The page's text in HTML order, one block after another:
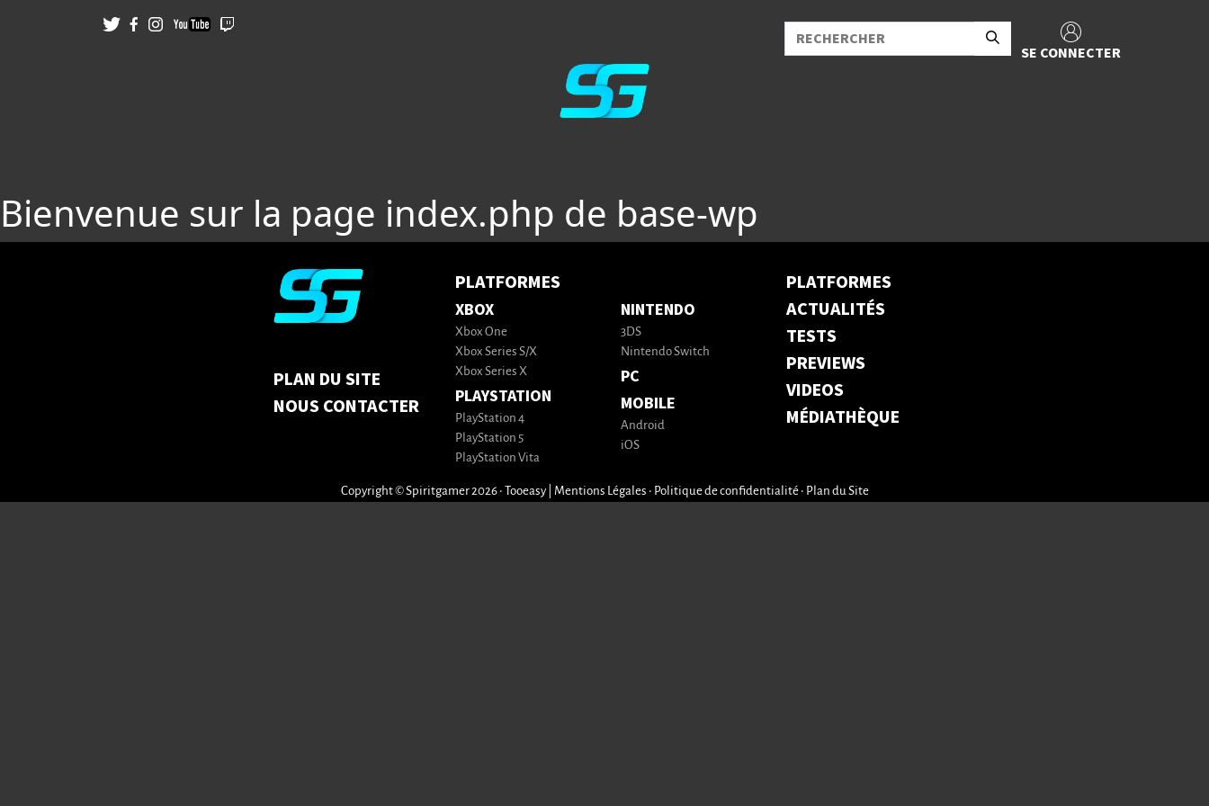
SE CONNECTER
Bienvenue sur la page index.php de base-wp
PLAN DU SITE
NOUS CONTACTER
PLATFORMES
XBOX
Xbox One
Xbox Series S/X
Xbox Series X
PLAYSTATION
PlayStation 4
PlayStation 5
PlayStation Vita
NINTENDO
3DS
Nintendo Switch
PC
MOBILE
Android
iOS
PLATFORMES
ACTUALITÉS
TESTS
PREVIEWS
VIDEOS
MÉDIATHÈQUE
Copyright © Spiritgamer 2026 • Tooeasy Mentions Légales • Politique de confidentialité• Plan du Site